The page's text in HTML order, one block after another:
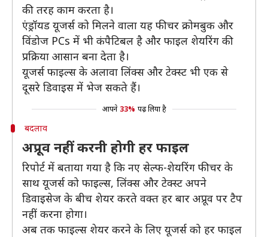
की तरह काम करता है।
एंड्रॉयड यूजर्स को मिलने वाला यह फीचर क्रोमबुक और
विंडोज PCs में भी कंपैटिबल है और फाइल शेयरिंग की
प्रक्रिया आसान बना देता है।
यूजर्स फाइल्स के अलावा लिंक्स और टेक्स्ट भी एक से
दूसरे डिवाइस में भेज सकते हैं।
आपने 33% पढ़ लिया है
बदलाव
अप्रूव नहीं करनी होगी हर फाइल
रिपोर्ट में बताया गया है कि नए सेल्फ-शेयरिंग फीचर के
साथ यूजर्स को फाइल्स, लिंक्स और टेक्स्ट अपने
डिवाइसेज के बीच शेयर करते वक्त हर बार अप्रूव पर टैप
नहीं करना होगा।
अब तक फाइल्स शेयर करने के लिए यूजर्स को हर फाइल